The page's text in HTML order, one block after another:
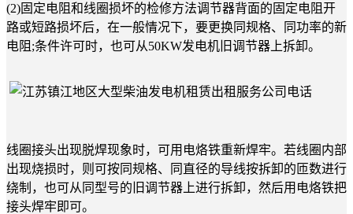
(2)固定电阻和线圈损坏的检修方法调节器背面的固定电阻开
路或短路损坏后，在一般情况下，要更换同规格、同功率的新
电阻;条件许可时，也可从50KW发电机旧调节器上拆卸。
线圈接头出现脱焊现象时，可用电烙铁重新焊牢。若线圈内部
出现烧损时，则可按同规格、同直径的导线按拆卸的匝数进行
绕制，也可从同型号的旧调节器上进行拆卸，然后用电烙铁把
接头焊牢即可。